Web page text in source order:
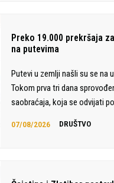
Preko 19.000 prekršaja
na putevima
Putevi u zemlji našli su se na
Tokom prva tri dana
saobraćaja, koja se odvijati
07/08/2026 DRUŠTVO